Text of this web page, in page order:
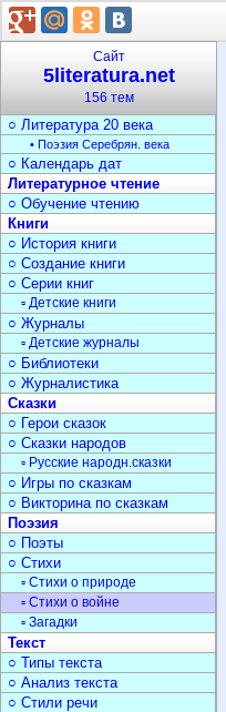
Сайт
5literatura.net
156 тем
○ Писатели
История литературы
○ Древняя литература
○ Литерат. Средневековья
○ Литература 18 века
○ Литература 19 века
○ Литература 20 века
• Поэзия Серебрян. века
○ Календарь дат
Литературное чтение
○ Обучение чтению
Книги
○ История книги
○ Создание книги
○ Серии книг
▫ Детские книги
○ Журналы
▫ Детские журналы
○ Библиотеки
○ Журналистика
Сказки
○ Герои сказок
○ Сказки народов
▫ Русские народн.сказки
○ Игры по сказкам
○ Викторина по сказкам
Поэзия
○ Поэты
○ Стихи
▫ Стихи о природе
▫ Стихи о войне
▫ Загадки
Текст
○ Типы текста
○ Анализ текста
○ Стили речи